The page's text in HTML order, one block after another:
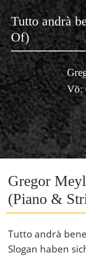
Tutto andrà
Of)
Vö:
Gregor
(Piano &
Tutto andrà
Slogan haben